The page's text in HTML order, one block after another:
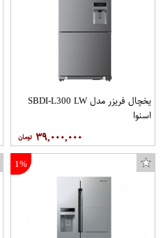
یخچال فریزر مدل SBDI-L300 LW
اسنوا
۳۹,۰۰۰,۰۰۰
1%